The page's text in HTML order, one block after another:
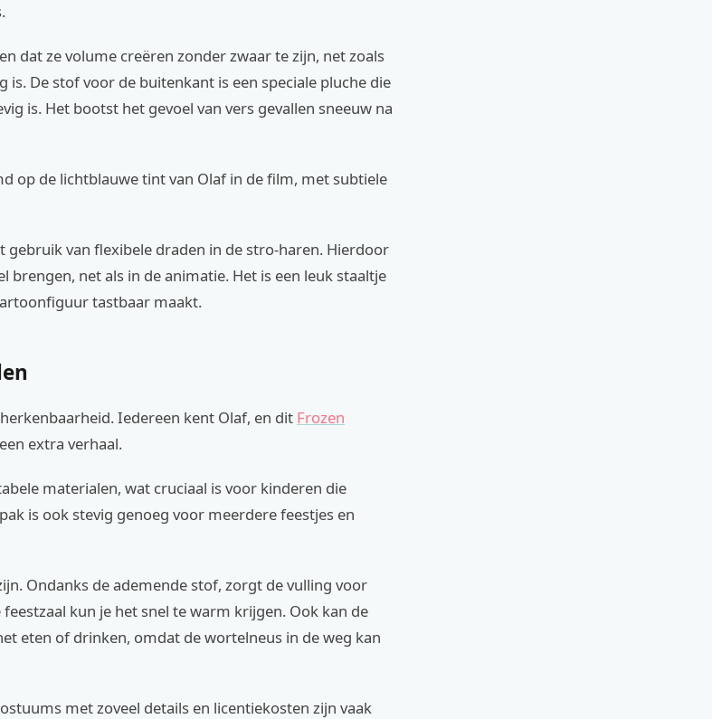
dat ze volume creëren zonder zwaar te zijn, net zoals
is. De stof voor de buitenkant is een speciale pluche die
is. Het bootst het gevoel van vers gevallen sneeuw na
op de lichtblauwe tint van Olaf in de film, met subtiele
gebruik van flexibele draden in de stro-haren. Hierdoor
brengen, net als in de animatie. Het is een leuk staaltje
tastbaar maakt.
Iedereen kent Olaf, en dit Frozen
extra verhaal.
materialen, wat cruciaal is voor kinderen die
is ook stevig genoeg voor meerdere feestjes en
Ondanks de ademende stof, zorgt de vulling voor
kun je het snel te warm krijgen. Ook kan de
eten of drinken, omdat de wortelneus in de weg kan
met zoveel details en licentiekosten zijn vaak